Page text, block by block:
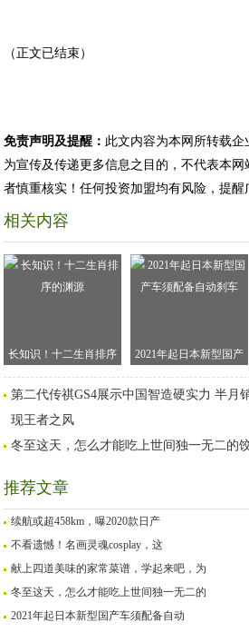
（正文已结束）
免责声明及提醒： 此文内容为本网所转载
为宣传及传递更多信息之目的，不代表本
者慎重核实！任何投资加盟均有风险，提醒
相关内容
长知识！十二生肖排序
的渊源
2021年起日本新型国产
车须配备自动刹车
第二代传祺GS4展示中国智造硬实力 半月
现王者之风
冬至这天，怎么才能吃上世间独一无二的
推荐文章
续航或超458km，曝2020款日产
不看遗憾！名画灵魂cosplay，这
献上四道美味的家常菜谱，学起来吧，为
冬至这天，怎么才能吃上世间独一无二的
2021年起日本新型国产车须配备自动